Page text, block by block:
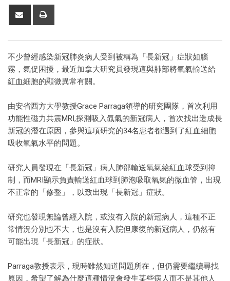
不少曾經感染新冠肺炎病人受到被稱為「長新冠」症狀如腦
霧，氣促困擾，最近加拿大研究員發現這與肺部將氧氣輸送給
紅血細胞的顯微異常有關。
由安省西方大學教授Grace Parraga領導的研究團隊，首次利用
功能性磁力共震MRI,探測吸入氙氣的新冠病人，首次找出造成長
新冠的潛在原因，參與這項研究的34名患者都遇到了紅血細胞
吸收氧氣水平的問題。
研究人員發現在「長新冠」病人肺部輸送氧氣給紅血球受到抑
制，而MRI顯示負責輸送紅血球到肺泡吸取氧氣的微血管，出現
不正常的「修整」，以致出現「長新冠」症狀。
研究也發現無論曾經入院，或沒有入院的新冠病人，這種不正
常情況分別也不大，也是沒有入院但康復的新冠病人，仍然有
可能出現「長新冠」的症狀。
Parraga教授表示，現時雖然知道問題所在，但仍需要繼續尋找
原因，希望了解為什麼這種情況會發生某些病人而不是其他人